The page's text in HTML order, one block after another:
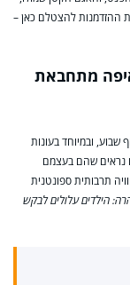
ההזדמנות להצטלם כאן –
איפה מתחבאת
ובמיוחד בעונות
נראים שהם בעצמם
תרבותית ספונטנית
הילדים עלולים לבקש